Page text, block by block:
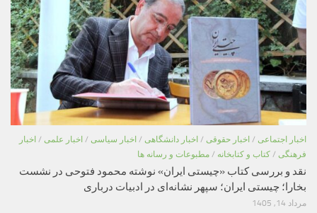
اخبار اجتماعی / اخبار حقوقی / اخبار دانشگاهی / اخبار سیاسی / اخبار علمی / اخبار
فرهنگی / کتاب و کتابخانه / مطبوعات و رسانه ها
نقد و بررسی کتاب «چیستی ایران» نوشته محمود فتوحی در نشست
بخارا؛ چیستی ایران؛ سپهر نشانه‌ای در ادبیات درباری
مرداد 14, 1405